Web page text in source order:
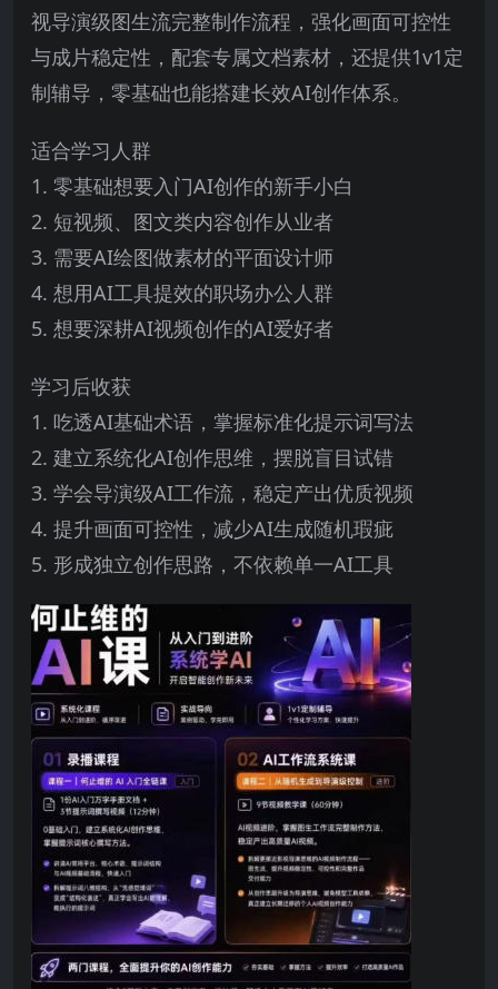
视导演级图生流完整制作流程，强化画面可控性
与成片稳定性，配套专属文档素材，还提供1v1定
制辅导，零基础也能搭建长效AI创作体系。
适合学习人群
1. 零基础想要入门AI创作的新手小白
2. 短视频、图文类内容创作从业者
3. 需要AI绘图做素材的平面设计师
4. 想用AI工具提效的职场办公人群
5. 想要深耕AI视频创作的AI爱好者
学习后收获
1. 吃透AI基础术语，掌握标准化提示词写法
2. 建立系统化AI创作思维，摆脱盲目试错
3. 学会导演级AI工作流，稳定产出优质视频
4. 提升画面可控性，减少AI生成随机瑕疵
5. 形成独立创作思路，不依赖单一AI工具